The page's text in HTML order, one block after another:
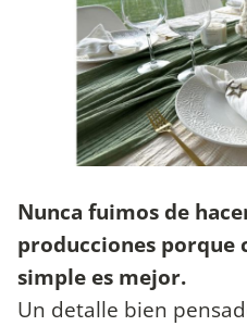
Nunca fuimos de
producciones porque
simple es mejor.
Un detalle bien